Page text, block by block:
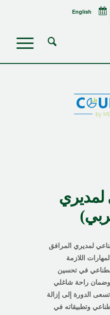
English
لمديري
لمديري المرافق
اللازمة
في تحسين
وضمان راحة شاغلي
تسعى الدورة إلى إزالة
وتطبيقاته في